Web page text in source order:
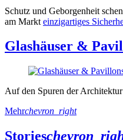
Schutz und Geborgenheit
am Markt einzigartiges
Glashäuser &
Auf den Spuren der
Mehrchevron_right
Stories